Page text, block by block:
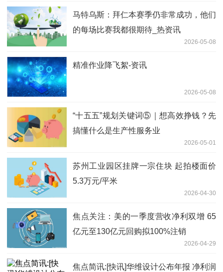
马特乌斯：拜仁本赛季仍非常成功，他们
的每场比赛我都很期待_热资讯
2026-05-08
精准作业降飞絮-资讯
2026-05-08
“十五五”规划关键词⑤｜想高效挣钱？先
搞懂什么是生产性服务业
2026-05-01
苏州工业园区挂牌一宗住块 起拍楼面价
5.3万元/平米
2026-04-30
焦点关注：美的一季度营收净利双增 65
亿元至130亿元回购拟100%注销
2026-04-29
焦点简讯:[快讯]华维设计公布年报 净利润